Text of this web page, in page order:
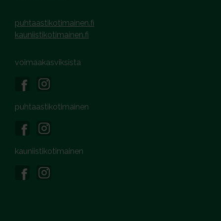
puhtaastikotimainen.fi
kauniistikotimainen.fi
voimaakasviksista
puhtaastikotimainen
kauniistikotimainen